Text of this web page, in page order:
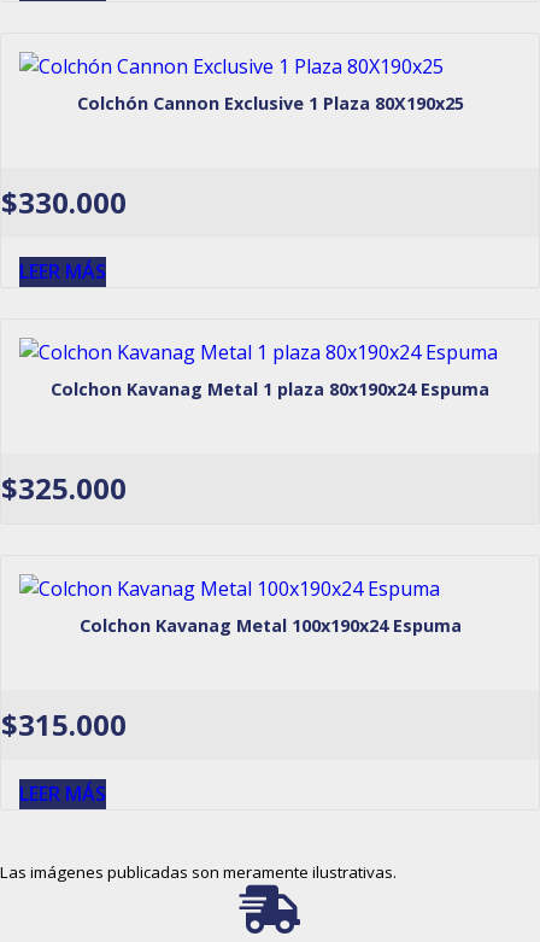
Colchón Cannon Exclusive 1 Plaza 80X190x25
$330.000
LEER MÁS
Colchon Kavanag Metal 1 plaza 80x190x24 Espuma
$325.000
Colchon Kavanag Metal 100x190x24 Espuma
$315.000
LEER MÁS
Las imágenes publicadas son meramente ilustrativas.